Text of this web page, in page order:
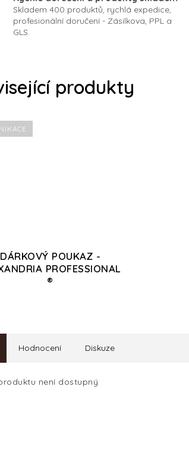
Skladem 400 produktů, rychlá expedice,
profesionální doručení - Zásilkova, PPL a
GLS.
produkty
DÁRKOVÝ POUKAZ -
PROFESSIONAL
®
Hodnocení Diskuze
není dostupný